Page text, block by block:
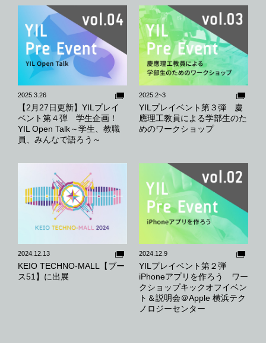
2025.3.26
【2月27日更新】YILプレイ
ベント第４弾 学生企画！
YIL Open Talk～学生、教職
員、みんなで語ろう～
2025.2~3
YILプレイベント第３弾 慶
應理工教員による学部生のた
めのワークショップ
2024.12.13
KEIO TECHNO-MALL【ブー
ス51】に出展
2024.12.9
YILプレイベント第２弾
iPhoneアプリを作ろう ワー
クショップキックオフイベン
ト＆説明会＠Apple 横浜テク
ノロジーセンター